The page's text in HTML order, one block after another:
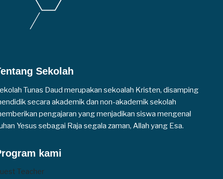
Sekolah
Tunas Daud merupakan sekoalah Kristen, disamping
secara akademik dan non-akademik sekolah
pengajaran yang menjadikan siswa mengenal
Yesus sebagai Raja segala zaman, Allah yang Esa.
kami
Teacher